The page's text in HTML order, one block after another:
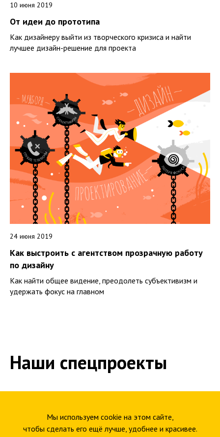
10 июня 2019
От идеи до прототипа
Как дизайнеру выйти из творческого кризиса и найти
лучшее дизайн-решение для проекта
24 июня 2019
Как выстроить с агентством прозрачную работу
по дизайну
Как найти общее видение, преодолеть субъективизм и
удержать фокус на главном
Наши спецпроекты
Диджитал-букварь
Мы используем cookie на этом сайте,
чтобы сделать его ещё лучше, удобнее и красивее.